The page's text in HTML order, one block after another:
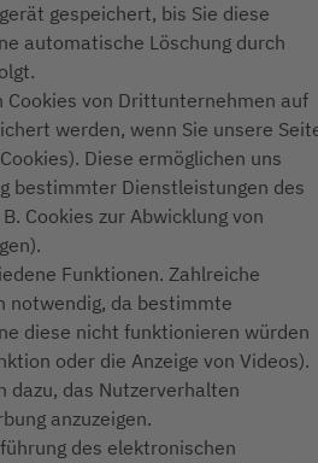
gespeichert, bis Sie diese
automatische Löschung durch
Cookies von Drittunternehmen auf
werden, wenn Sie unsere
Diese ermöglichen uns
bestimmter Dienstleistungen des
Cookies zur Abwicklung von
Funktionen. Zahlreiche
notwendig, da bestimmte
diese nicht funktionieren würden
oder die Anzeige von Videos).
dazu, das Nutzerverhalten
anzuzeigen.
des elektronischen